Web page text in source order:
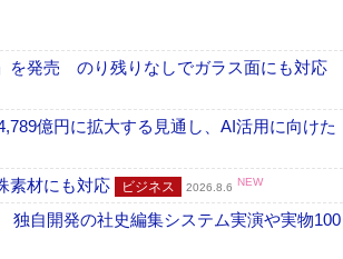
を発売 のり残りなしでガラス面にも対応
億円に拡大する見通し、AI活用に向けた
素材にも対応 ビジネス 2026.8.6 NEW
自開発の社史編集システム実演や実物100